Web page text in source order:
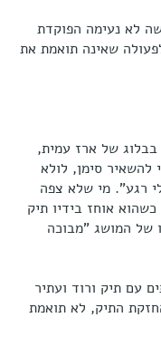
לא נעימה הפוקדת
שאינה תואמת את
של ארז עמית,
להשאיר סימן, לולא
רגע". מי שלא צפה
אוחז בידיו תיק
של המושג "מבוכה
עם תיק ורוד ועתיר
התיק, לא תואמת